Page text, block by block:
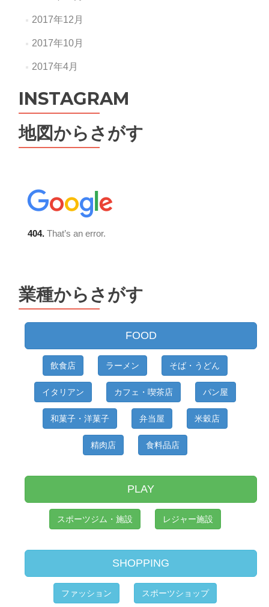
2017年12月
2017年10月
2017年4月
INSTAGRAM
地図からさがす
業種からさがす
FOOD
飲食店 ラーメン そば・うどん
イタリアン カフェ・喫茶店 パン屋
和菓子・洋菓子 弁当屋 米穀店
精肉店 食料品店
PLAY
スポーツジム・施設 レジャー施設
SHOPPING
ファッション スポーツショップ